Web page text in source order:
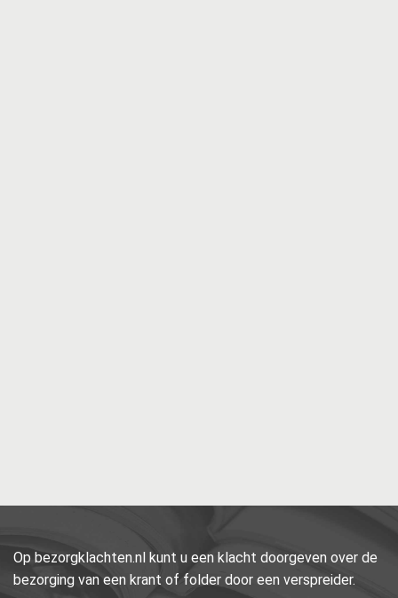
Op bezorgklachten.nl kunt u een klacht doorgeven over de
bezorging van een krant of folder door een verspreider.